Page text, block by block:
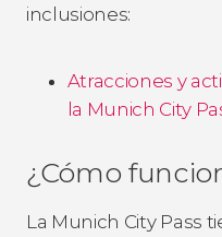
inclusiones:
Atracciones y
la Munich City
¿Cómo
La Munich City Pass